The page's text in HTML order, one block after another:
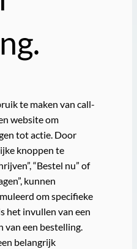
te maken van call-
website om
tot actie. Door
knoppen te
“Bestel nu” of
kunnen
om specifieke
het invullen van een
van een bestelling.
belangrijk